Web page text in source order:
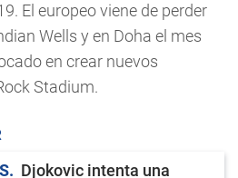
El europeo viene de perder
Wells y en Doha el mes
en crear nuevos
Stadium.
Djokovic intenta una